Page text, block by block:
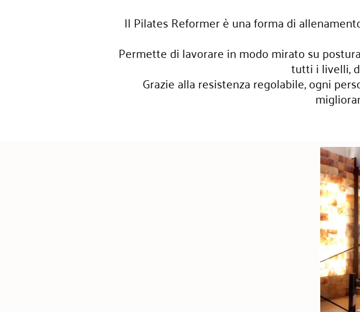
Il Pilates Reformer è una forma di
Permette di lavorare in modo mirato su
tutti i livelli,
Grazie alla resistenza regolabile, ogni